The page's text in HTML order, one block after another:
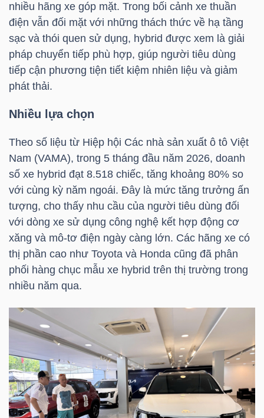
nhiều hãng xe góp mặt. Trong bối cảnh xe thuần
điện vẫn đối mặt với những thách thức về hạ tầng
sạc và thói quen sử dụng, hybrid được xem là giải
pháp chuyển tiếp phù hợp, giúp người tiêu dùng
tiếp cận phương tiện tiết kiệm nhiên liệu và giảm
phát thải.
Nhiều lựa chọn
Theo số liệu từ Hiệp hội Các nhà sản xuất ô tô Việt
Nam (VAMA), trong 5 tháng đầu năm 2026, doanh
số xe hybrid đạt 8.518 chiếc, tăng khoảng 80% so
với cùng kỳ năm ngoái. Đây là mức tăng trưởng ấn
tượng, cho thấy nhu cầu của người tiêu dùng đối
với dòng xe sử dụng công nghệ kết hợp động cơ
xăng và mô-tơ điện ngày càng lớn. Các hãng xe có
thị phần cao như Toyota và Honda cũng đã phân
phối hàng chục mẫu xe hybrid trên thị trường trong
nhiều năm qua.
BẤT
ĐỘNG
SẢN
HÀNG
HÓA
KINH
TẾ
GIỚI
ĐÔNG
DƯƠNG